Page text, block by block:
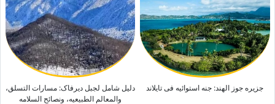
استکشاف جمال بحیره زیورخ فی سویسرا
الدلیل الکامل لاستکشاف جزیره روتنست، أسترالیا
جزیره جوز الهند: جنه استوائیه فی تایلاند
دلیل شامل لجبل دیرفاک: مسارات التسلق،
والمعالم الطبیعیه، ونصائح السلامه